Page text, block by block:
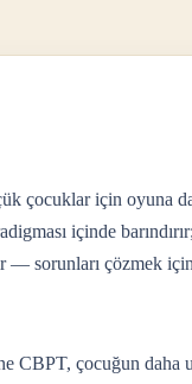
çocuklar için oyuna
içinde
— sorunları çözmek
CBPT, çocuğun daha